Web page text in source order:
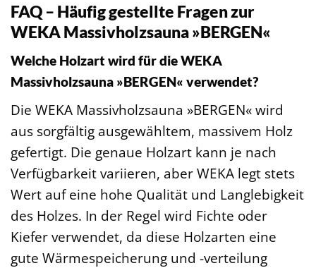
FAQ – Häufig gestellte Fragen zur
WEKA Massivholzsauna »BERGEN«
Welche Holzart wird für die WEKA
Massivholzsauna »BERGEN« verwendet?
Die WEKA Massivholzsauna »BERGEN« wird
aus sorgfältig ausgewähltem, massivem Holz
gefertigt. Die genaue Holzart kann je nach
Verfügbarkeit variieren, aber WEKA legt stets
Wert auf eine hohe Qualität und Langlebigkeit
des Holzes. In der Regel wird Fichte oder
Kiefer verwendet, da diese Holzarten eine
gute Wärmespeicherung und -verteilung